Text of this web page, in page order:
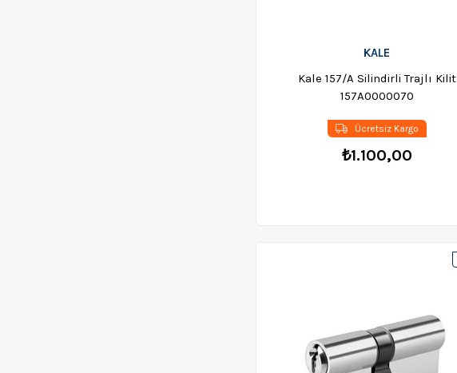
KALE
Kale 157/A Silindirli Trajlı Kilit
157A0000070
₺1.100,00
Ücretsiz Kargo